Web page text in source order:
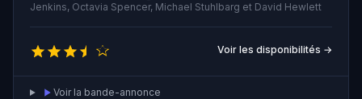
une expérience plus confidentielle que jamais.
Jenkins, Octavia Spencer, Michael Stuhlbarg et David Hewlett
Voir les disponibilités →
Voir la bande-annonce